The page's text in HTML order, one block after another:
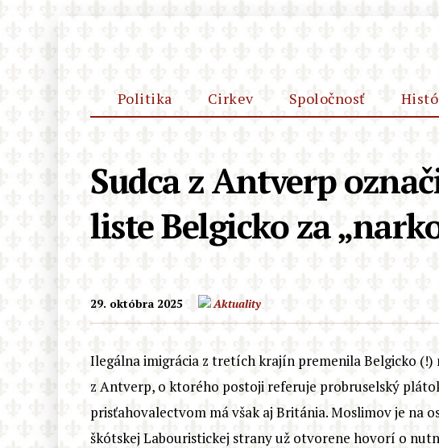
Politika Cirkev Spoločnosť
Sudca z Antverp
liste Belgicko za
29. októbra 2025 Aktuality
Ilegálna imigrácia z tretích krajín premenila Belgicko (!)
z Antverp, o ktorého postoji referuje probruselský
prisťahovalectvom má však aj Británia. Moslimov je na
škótskej Labouristickej strany už otvorene hovorí o